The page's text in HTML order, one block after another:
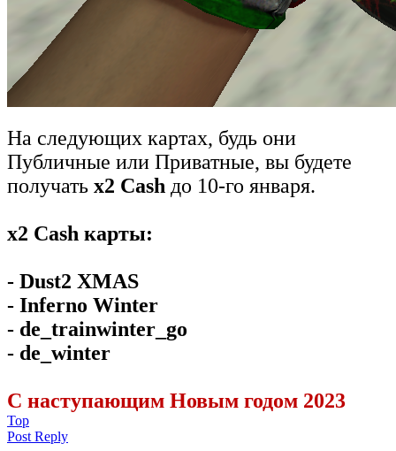
На следующих картах, будь они
Публичные или Приватные, вы будете
получать x2 Cash до 10-го января.
x2 Cash карты:
- Dust2 XMAS
- Inferno Winter
- de_trainwinter_go
- de_winter
C наступающим Новым годом 2023
Top
Post Reply